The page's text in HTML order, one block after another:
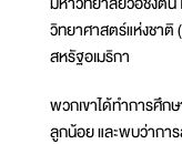
วิทยาศาสตร์แห่งชาติ
สหรัฐอเมริกา
พวกเขาได้ทำการศึก
ลูกน้อย และพบว่าก